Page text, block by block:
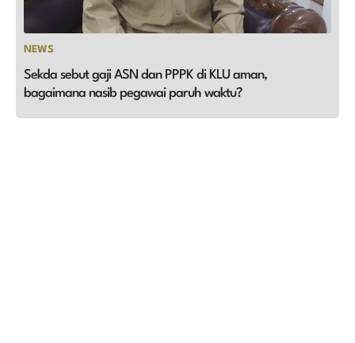
NEWS
Sekda sebut gaji ASN dan PPPK di KLU aman,
bagaimana nasib pegawai paruh waktu?